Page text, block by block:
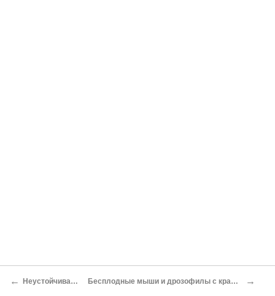
← Неустойчивая догма Бесплодные мыши и дрозофилы с красными глазами →